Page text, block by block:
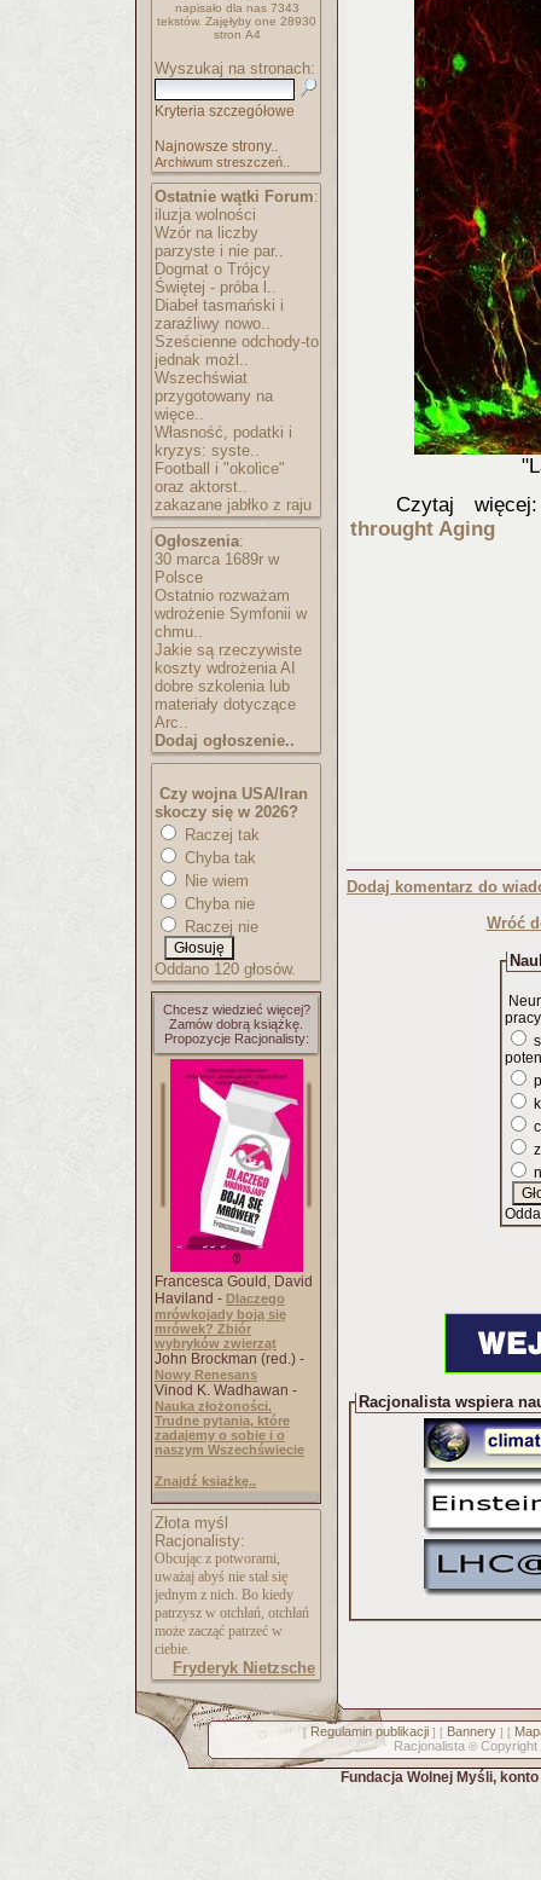
napisało dla nas 7343
tekstów. Zajęłyby one 28930
stron A4
Wyszukaj na stronach:
Kryteria szczegółowe
Najnowsze strony..
Archiwum streszczeń..
Ostatnie wątki Forum:
iluzja wolności
Wzór na liczby
parzyste i nie par..
Dogmat o Trójcy
Świętej - próba l..
Diabeł tasmański i
zaraźliwy nowo..
Sześcienne odchody-to
jednak możl..
Wszechświat
przygotowany na
więce..
Własność, podatki i
kryzys: syste..
Football i "okolice"
oraz aktorst..
zakazane jabłko z raju
Ogłoszenia:
30 marca 1689r w
Polsce
Ostatnio rozważam
wdrożenie Symfonii w
chmu..
Jakie są rzeczywiste
koszty wdrożenia AI
dobre szkolenia lub
materiały dotyczące
Arc..
Dodaj ogłoszenie..
Czy wojna USA/Iran
skoczy się w 2026?
Raczej tak
Chyba tak
Nie wiem
Chyba nie
Raczej nie
Oddano 120 głosów.
Chcesz wiedzieć więcej?
Zamów dobrą książkę.
Propozycje Racjonalisty:
Francesca Gould, David
Haviland - Dlaczego
mrówkojady boją się
mrówek? Zbiór
wybryków zwierząt
John Brockman (red.) -
Nowy Renesans
Vinod K. Wadhawan -
Nauka złożoności.
Trudne pytania, które
zadajemy o sobie i o
naszym Wszechświecie
Znajdź książkę..
Złota myśl
Racjonalisty:
Obcując z potworami,
uważaj abyś nie stał się
jednym z nich. Bo kiedy
patrzysz w otchłań, otchłań
może zacząć patrzeć w
ciebie.
Fryderyk Nietzsche
Czytaj
throught Aging
Dodaj komentarz do
Wróć
Racjonalista wspiera
[ Regulamin publikacji] [ Bannery] [
Racjonalista © Copyright
Fundacja Wolnej Myśli,